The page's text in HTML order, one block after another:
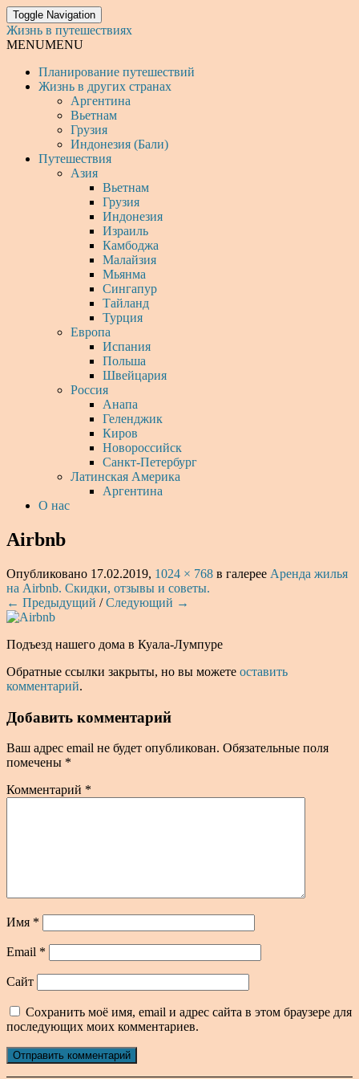
Toggle Navigation
Жизнь в путешествиях
MENUMENU
Планирование путешествий
Жизнь в других странах
Аргентина
Вьетнам
Грузия
Индонезия (Бали)
Путешествия
Азия
Вьетнам
Грузия
Индонезия
Израиль
Камбоджа
Малайзия
Мьянма
Сингапур
Тайланд
Турция
Европа
Испания
Польша
Швейцария
Россия
Анапа
Геленджик
Киров
Новороссийск
Санкт-Петербург
Латинская Америка
Аргентина
О нас
Airbnb
Опубликовано 17.02.2019, 1024 × 768 в галерее Аренда жилья
на Airbnb. Скидки, отзывы и советы.
← Предыдущий /Следующий →
Подъезд нашего дома в Куала-Лумпуре
Обратные ссылки закрыты, но вы можете оставить
комментарий.
Добавить комментарий
Ваш адрес email не будет опубликован. Обязательные поля
помечены *
Комментарий *
Имя *
Email *
Сайт
Сохранить моё имя, email и адрес сайта в этом браузере для
последующих моих комментариев.